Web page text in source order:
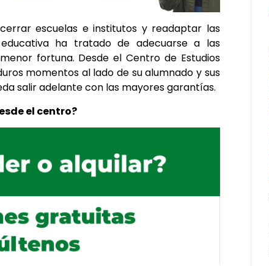
escuelas e institutos y readaptar las
ha tratado de adecuarse a las
fortuna. Desde el Centro de Estudios
momentos al lado de su alumnado y sus
salir adelante con las mayores garantías.
el centro?